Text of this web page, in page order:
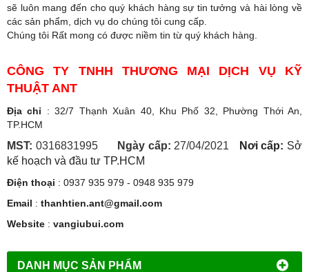
DANH MỤC SẢN PHẨM
sẽ luôn mang đến cho quý khách hàng sự tin tưởng và hài lòng về
các sản phẩm, dịch vụ do chúng tôi cung cấp.
Chúng tôi Rất mong có được niềm tin từ quý khách hàng.
CÔNG TY TNHH THƯƠNG MẠI DỊCH VỤ KỸ
THUẬT ANT
Địa chỉ : 32/7 Thạnh Xuân 40, Khu Phố 32, Phường Thới An,
TP.HCM
MST: 0316831995 Ngày cấp: 27/04/2021 Nơi cấp: Sở
kế hoạch và đầu tư TP.HCM
Điện thoại : 0937 935 979 - 0948 935 979
Email : thanhtien.ant@gmail.com
Website : vangiubui.com